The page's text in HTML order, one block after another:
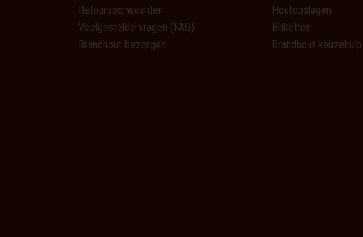
Retourvoorwaarden
Veelgestelde vragen (FAQ)
Brandhout bezorgen
Houtopslagen
Briketten
Brandhout keuzehulp